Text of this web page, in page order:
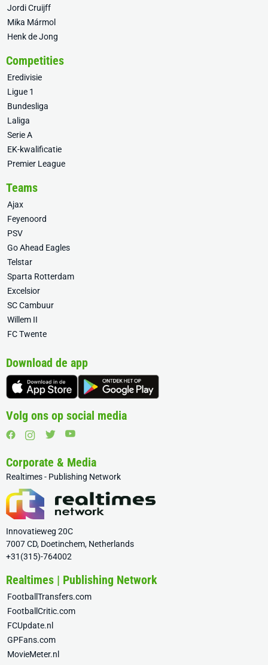
Jordi Cruijff
Mika Mármol
Henk de Jong
Competities
Eredivisie
Ligue 1
Bundesliga
Laliga
Serie A
EK-kwalificatie
Premier League
Teams
Ajax
Feyenoord
PSV
Go Ahead Eagles
Telstar
Sparta Rotterdam
Excelsior
SC Cambuur
Willem II
FC Twente
Download de app
Volg ons op social media
Corporate & Media
Realtimes - Publishing Network
Innovatieweg 20C
7007 CD, Doetinchem, Netherlands
+31(315)-764002
Realtimes | Publishing Network
FootballTransfers.com
FootballCritic.com
FCUpdate.nl
GPFans.com
MovieMeter.nl